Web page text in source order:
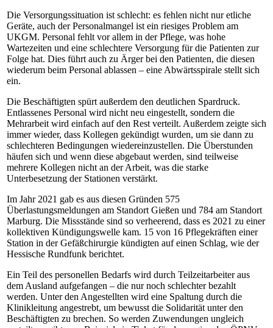
Die Versorgungssituation ist schlecht: es fehlen nicht nur etliche
Geräte, auch der Personalmangel ist ein riesiges Problem am
UKGM. Personal fehlt vor allem in der Pflege, was hohe
Wartezeiten und eine schlechtere Versorgung für die Patienten zur
Folge hat. Dies führt auch zu Ärger bei den Patienten, die diesen
wiederum beim Personal ablassen – eine Abwärtsspirale stellt sich
ein.
Die Beschäftigten spürt außerdem den deutlichen Spardruck.
Entlassenes Personal wird nicht neu eingestellt, sondern die
Mehrarbeit wird einfach auf den Rest verteilt. Außerdem zeigte sich
immer wieder, dass Kollegen gekündigt wurden, um sie dann zu
schlechteren Bedingungen wiedereinzustellen. Die Überstunden
häufen sich und wenn diese abgebaut werden, sind teilweise
mehrere Kollegen nicht an der Arbeit, was die starke
Unterbesetzung der Stationen verstärkt.
Im Jahr 2021 gab es aus diesen Gründen 575
Überlastungsmeldungen am Standort Gießen und 784 am Standort
Marburg. Die Missstände sind so verheerend, dass es 2021 zu einer
kollektiven Kündigungswelle kam. 15 von 16 Pflegekräften einer
Station in der Gefäßchirurgie kündigten auf einen Schlag, wie der
Hessische Rundfunk berichtet.
Ein Teil des personellen Bedarfs wird durch Teilzeitarbeiter aus
dem Ausland aufgefangen – die nur noch schlechter bezahlt
werden. Unter den Angestellten wird eine Spaltung durch die
Klinikleitung angestrebt, um bewusst die Solidarität unter den
Beschäftigten zu brechen. So werden Zuwendungen ungleich